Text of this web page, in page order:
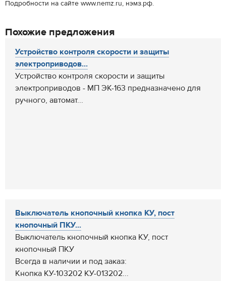
Подробности на сайте www.nemz.ru, нэмз.рф.
Похожие предложения
Устройство контроля скорости и защиты
электроприводов...
Устройство контроля скорости и защиты
электроприводов - МП ЭК-163 предназначено для
ручного, автомат...
Выключатель кнопочный кнопка КУ, пост
кнопочный ПКУ...
Выключатель кнопочный кнопка КУ, пост
кнопочный ПКУ
Всегда в наличии и под заказ:
Кнопка КУ-103202 КУ-013202...